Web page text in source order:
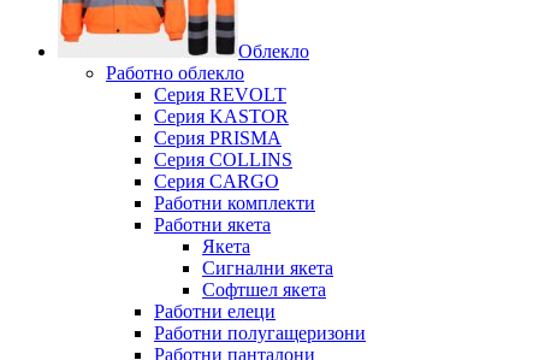
Облекло
Работно облекло
Серия REVOLT
Серия KASTOR
Серия PRISMA
Серия COLLINS
Серия CARGO
Работни комплекти
Работни якета
Якета
Сигнални якета
Софтшел якета
Работни елеци
Работни полугащеризони
Работни панталони